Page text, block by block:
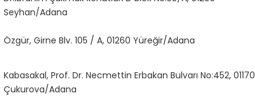
Seyhan/Adana
Özgür, Girne Blv. 105 / A, 01260 Yüreğir/Adana
Kabasakal, Prof. Dr. Necmettin Erbakan Bulvarı No:452, 01170
Çukurova/Adana